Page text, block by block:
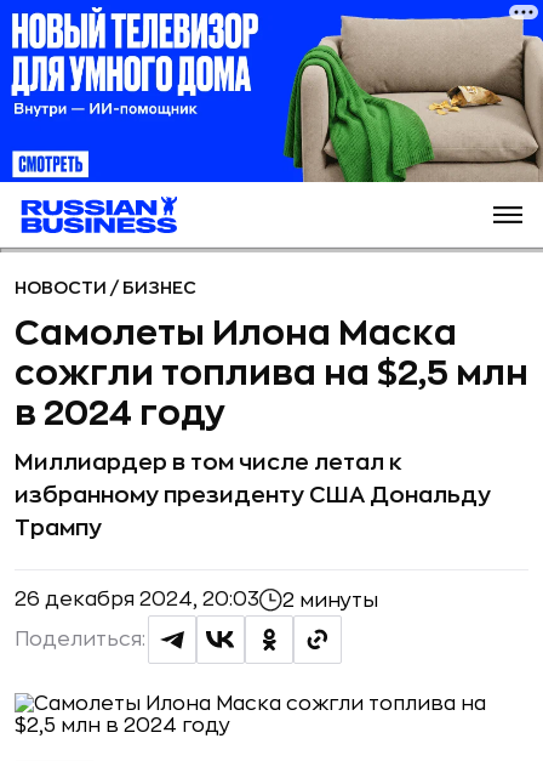
НОВОСТИ / БИЗНЕС
Самолеты Илона Маска
сожгли топлива на $2,5 млн
в 2024 году
Миллиардер в том числе летал к
избранному президенту США Дональду
Трампу
26 декабря 2024, 20:03 2 минуты
Поделиться: